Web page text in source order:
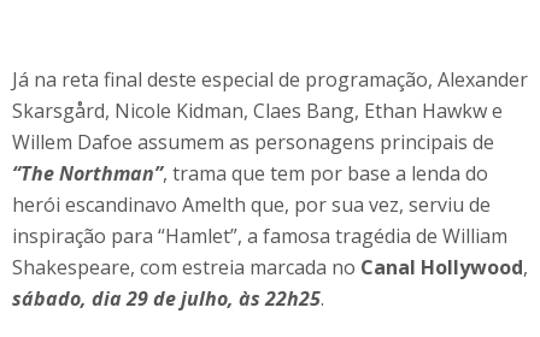
Já na reta final deste especial de programação, Alexander
Skarsgård, Nicole Kidman, Claes Bang, Ethan Hawkw e
Willem Dafoe assumem as personagens principais de
“The Northman”, trama que tem por base a lenda do
herói escandinavo Amelth que, por sua vez, serviu de
inspiração para “Hamlet”, a famosa tragédia de William
Shakespeare, com estreia marcada no Canal Hollywood,
sábado, dia 29 de julho, às 22h25.